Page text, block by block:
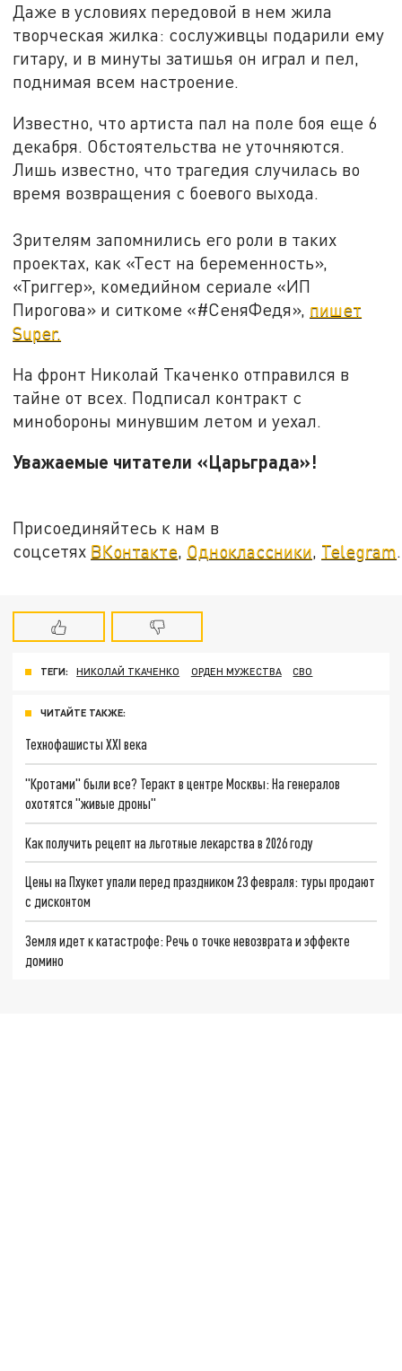
Даже в условиях передовой в нем жила
творческая жилка: сослуживцы подарили ему
гитару, и в минуты затишья он играл и пел,
поднимая всем настроение.
Известно, что артиста пал на поле боя еще 6
декабря. Обстоятельства не уточняются.
Лишь известно, что трагедия случилась во
время возвращения с боевого выхода.
Зрителям запомнились его роли в таких
проектах, как «Тест на беременность»,
«Триггер», комедийном сериале «ИП
Пирогова» и ситкоме «#СеняФедя», пишет
Super.
На фронт Николай Ткаченко отправился в
тайне от всех. Подписал контракт с
минобороны минувшим летом и уехал.
Уважаемые читатели «Царьграда»!
Присоединяйтесь к нам в
соцсетях ВКонтакте, Одноклассники, Telegram.
ТЕГИ: НИКОЛАЙ ТКАЧЕНКО ОРДЕН МУЖЕСТВА СВО
ЧИТАЙТЕ ТАКЖЕ:
Технофашисты XXI века
"Кротами" были все? Теракт в центре Москвы: На генералов
охотятся "живые дроны"
Как получить рецепт на льготные лекарства в 2026 году
Цены на Пхукет упали перед праздником 23 февраля: туры продают
с дисконтом
Земля идет к катастрофе: Речь о точке невозврата и эффекте
домино